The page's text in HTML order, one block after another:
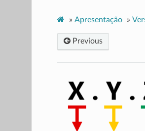
» Apresentação »
Previous